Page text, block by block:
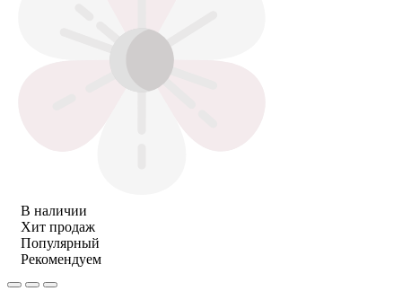
В наличии
Хит продаж
Популярный
Рекомендуем